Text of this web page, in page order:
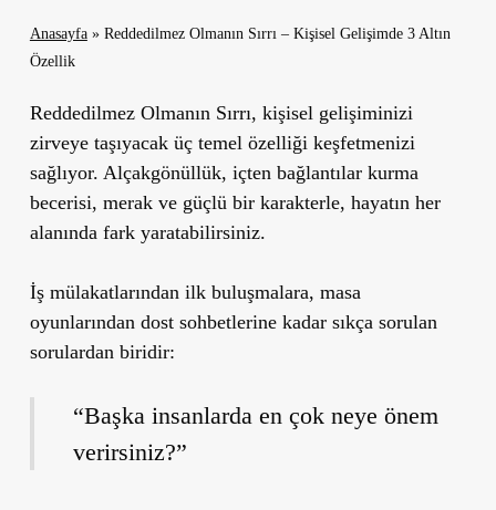
Anasayfa» Reddedilmez Olmanın Sırrı – Kişisel Gelişimde 3 Altın
Özellik
Reddedilmez Olmanın Sırrı, kişisel gelişiminizi
zirveye taşıyacak üç temel özelliği keşfetmenizi
sağlıyor. Alçakgönüllük, içten bağlantılar kurma
becerisi, merak ve güçlü bir karakterle, hayatın her
alanında fark yaratabilirsiniz.
İş mülakatlarından ilk buluşmalara, masa
oyunlarından dost sohbetlerine kadar sıkça sorulan
sorulardan biridir:
“Başka insanlarda en çok neye önem
verirsiniz?”